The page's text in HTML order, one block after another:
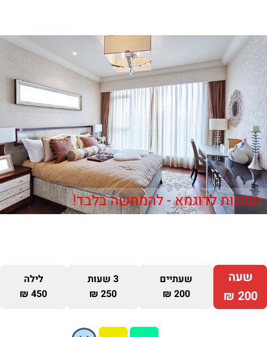
תמונות לדוגמא - להמחשה בלבד!
שעה
200 ₪
שעתיים
200 ₪
3 שעות
250 ₪
לילה
450 ₪